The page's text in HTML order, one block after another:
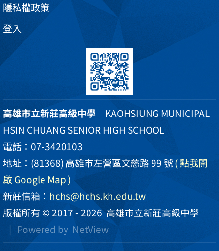
隱私權政策
登入
高雄市立新莊高級中學 KAOHSIUNG MUNICIPAL
HSIN CHUANG SENIOR HIGH SCHOOL
電話：07-3420103
地址：(81368) 高雄市左營區文慈路 99 號( 點我開
啟 Google Map )
新莊信箱： hchs@hchs.kh.edu.tw
版權所有 © 2017 - 2026高雄市立新莊高級中學
| Powered by NetView